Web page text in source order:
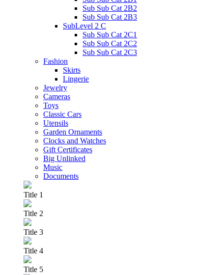
Sub Sub Cat 2B2
Sub Sub Cat 2B3
SubLevel 2 C
Sub Sub Cat 2C1
Sub Sub Cat 2C2
Sub Sub Cat 2C3
Fashion
Skirts
Lingerie
Jewelry
Cameras
Toys
Classic Cars
Utensils
Garden Ornaments
Clocks and Watches
Gift Certificates
Big Unlinked
Music
Documents
Title 1
Title 2
Title 3
Title 4
Title 5